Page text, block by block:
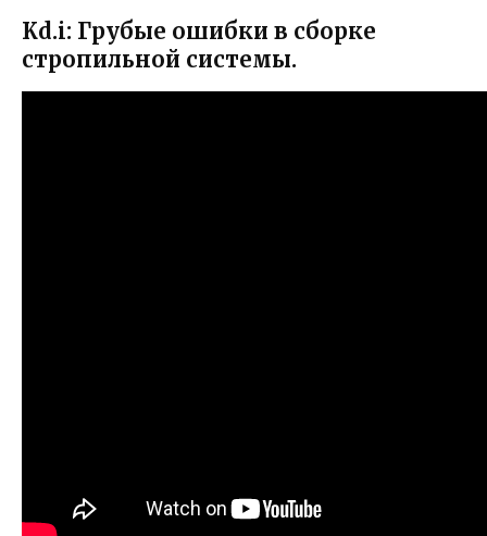
Kd.i: Грубые ошибки в сборке
стропильной системы.